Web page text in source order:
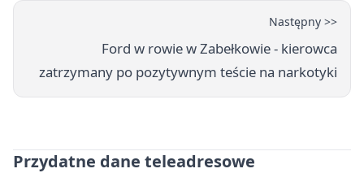
Następny >>
Ford w rowie w Zabełkowie - kierowca
zatrzymany po pozytywnym teście na narkotyki
Przydatne dane teleadresowe